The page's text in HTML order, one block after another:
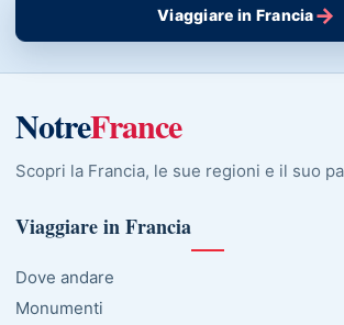
Viaggiare in Francia→
NotreFrance
Scopri la Francia, le sue regioni e il suo
Viaggiare in Francia
Dove andare
Monumenti